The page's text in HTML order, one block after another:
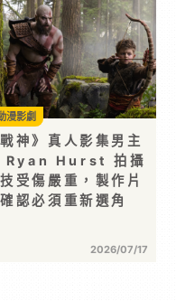
戰神》真人影集男主
Ryan Hurst 拍攝
受傷嚴重，製作片
認必須重新選角
2026/07/17
漫影劇